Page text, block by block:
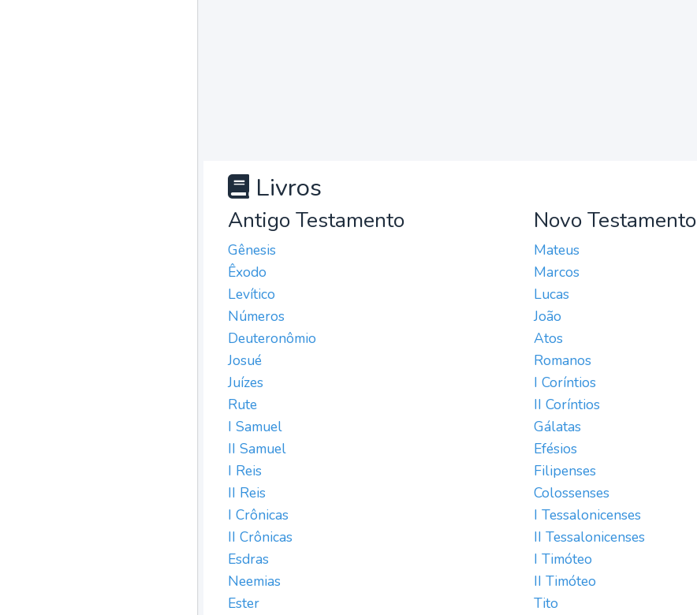
Livros
Antigo Testamento
Gênesis
Êxodo
Levítico
Números
Deuteronômio
Josué
Juízes
Rute
I Samuel
II Samuel
I Reis
II Reis
I Crônicas
II Crônicas
Esdras
Neemias
Ester
Novo Testamento
Mateus
Marcos
Lucas
João
Atos
Romanos
I Coríntios
II Coríntios
Gálatas
Efésios
Filipenses
Colossenses
I Tessalonicenses
II Tessalonicenses
I Timóteo
II Timóteo
Tito